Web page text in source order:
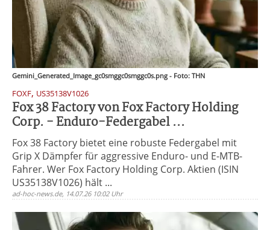
Gemini_Generated_Image_gc0smggc0smggc0s.png - Foto: THN
FOXF, US35138V1026
Fox 38 Factory von Fox Factory Holding
Corp. - Enduro-Federgabel ...
Fox 38 Factory bietet eine robuste Federgabel mit
Grip X Dämpfer für aggressive Enduro- und E-MTB-
Fahrer. Wer Fox Factory Holding Corp. Aktien (ISIN
US35138V1026) hält ...
ad-hoc-news.de, 14.07.26 10:02 Uhr